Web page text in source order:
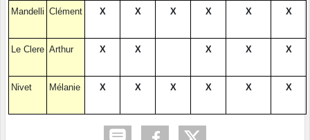
Mandelli Clément X X X X X X
Le Clere Arthur X X X X X
Nivet Mélanie X X X X X X